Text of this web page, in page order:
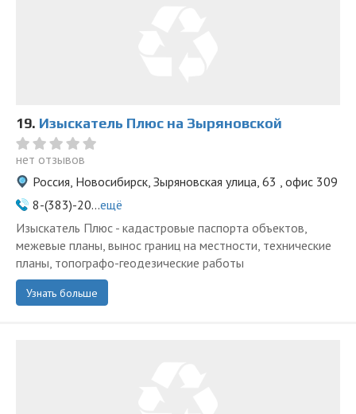
19. Изыскатель Плюс на Зыряновской
нет отзывов
Россия, Новосибирск, Зыряновская улица, 63 , офис 309
8-(383)-20...ещё
Изыскатель Плюс - кадастровые паспорта объектов,
межевые планы, вынос границ на местности, технические
планы, топографо-геодезические работы
Узнать больше